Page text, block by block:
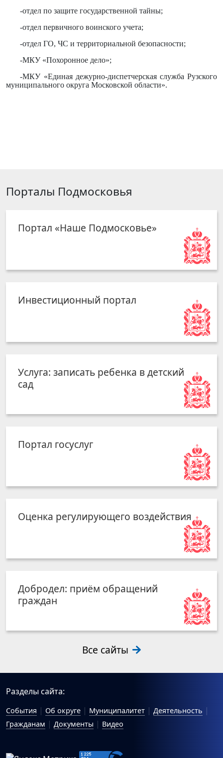
-отдел по защите государственной тайны;
-отдел первичного воинского учета;
-отдел ГО, ЧС и территориальной безопасности;
-МКУ «Похоронное дело»;
-МКУ «Единая дежурно-диспетчерская служба Рузского
муниципального округа Московской области».
Порталы Подмосковья
Портал «Наше Подмосковье»
Инвестиционный портал
Услуга: записать ребенка в детский
сад
Портал госуслуг
Оценка регулирующего воздействия
Добродел: приём обращений
граждан
Все сайты
Разделы сайта:
События Об округе Муниципалитет
Деятельность
Гражданам
Документы Видео